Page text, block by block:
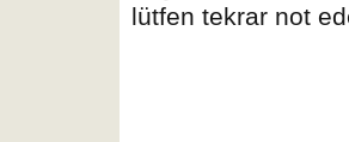
lütfen tekrar not